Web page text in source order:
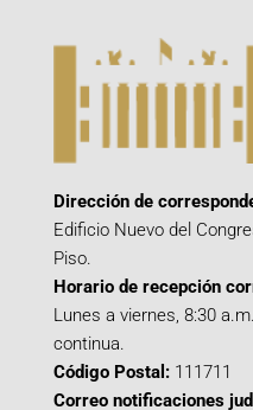
Dirección de
Edificio Nuevo del
Piso.
Horario de recepción
Lunes a viernes, 8:30
continua.
Código Postal: 111711
Correo notificaciones